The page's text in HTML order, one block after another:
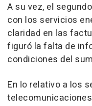
A su vez, el
con los servicios
claridad en las
figuró la falta de
condiciones del
En lo relativo a los